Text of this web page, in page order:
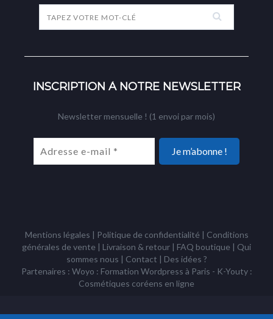
INSCRIPTION À NOTRE NEWSLETTER
Newsletter mensuelle ! (1 envoi par mois)
Mentions légales | Politique de confidentialité | Conditions
générales de vente | Livraison & retour | FAQ boutique | Qui
sommes nous | Contact | Des idées ?
Partenaires : Woyo : Formation Wordpress à Paris - K-Youty :
Cosmétiques coréens en ligne